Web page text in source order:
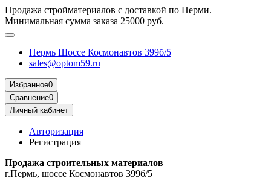
Продажа стройматериалов с доставкой по Перми.
Минимальная сумма заказа 25000 руб.
Пермь Шоссе Космонавтов 399б/5
sales@optom59.ru
Избранное0
Сравнение0
Личный кабинет
Авторизация
Регистрация
Продажа строительных материалов
г.Пермь, шоссе Космонавтов 399б/5